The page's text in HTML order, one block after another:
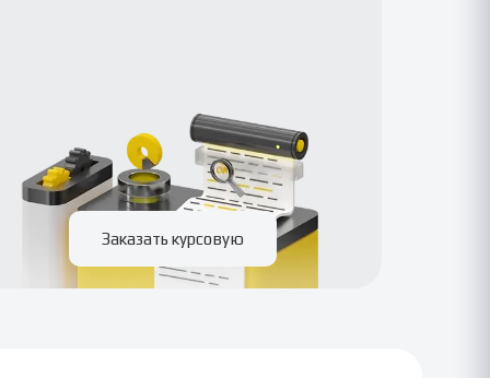
Заказать курсовую